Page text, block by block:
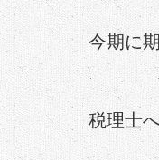
今期に
税理士